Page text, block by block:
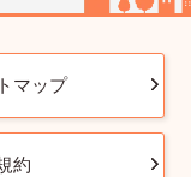
マップ
約